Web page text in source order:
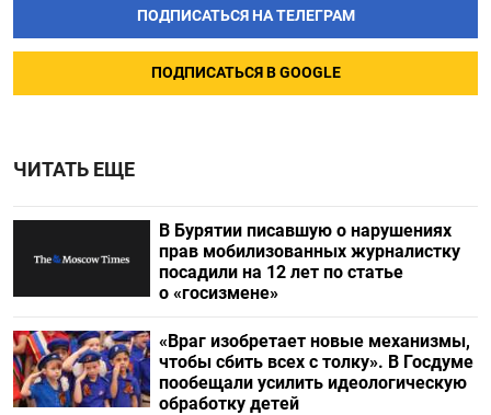
ПОДПИСАТЬСЯ НА ТЕЛЕГРАМ
ПОДПИСАТЬСЯ В GOOGLE
ЧИТАТЬ ЕЩЕ
В Бурятии писавшую о нарушениях
прав мобилизованных журналистку
посадили на 12 лет по статье
о «госизмене»
«Враг изобретает новые механизмы,
чтобы сбить всех с толку». В Госдуме
пообещали усилить идеологическую
обработку детей